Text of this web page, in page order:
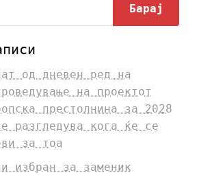
Барај
од дневен ред на
на проектот
престолнина за 2028
разгледува кога ќе се
за тоа
избран за заменик